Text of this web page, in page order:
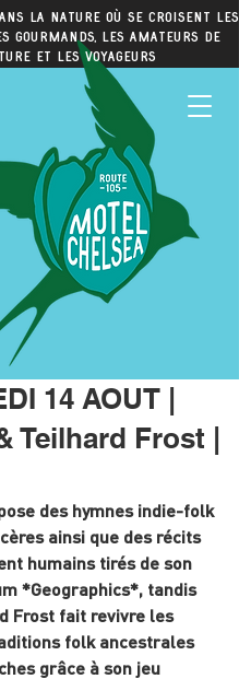
la nature où se croisent les
gourmands, les amateurs de
et les voyageurs
14 AOUT |
Teilhard Frost |
des hymnes indie-folk
ainsi que des récits
humains tirés de son
*Geographics*, tandis
Frost fait revivre les
folk ancestrales
grâce à son jeu